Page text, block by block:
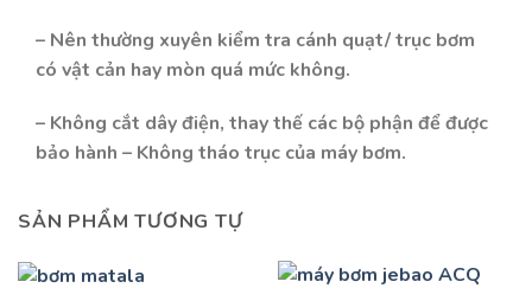
– Nên thường xuyên kiểm tra cánh quạt/ trục bơm
có vật cản hay mòn quá mức không.
– Không cắt dây điện, thay thế các bộ phận để được
bảo hành – Không tháo trục của máy bơm.
SẢN PHẨM TƯƠNG TỰ